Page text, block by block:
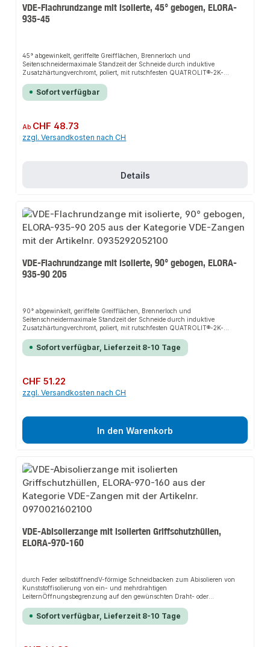
VDE-Flachrundzange mit isolierte, 45° gebogen, ELORA-
935-45
45° abgewinkelt, geriffelte Greifflächen, Brennerloch und
Seitenschneidermaximale Standzeit der Schneide durch induktive
Zusatzhärtungverchromt, poliert, mit rutschfesten QUATROLIT®-2K-
1.000V, nach EN 60900/IEC 60900ELORA-Vergütungsstahl C45 / 1.0503
Sofort verfügbar
Regulärer Preis:
Ab CHF 48.73
zzgl. Versandkosten nach CH
Details
VDE-Flachrundzange mit isolierte, 90° gebogen, ELORA-
935-90 205
90° abgewinkelt, geriffelte Greifflächen, Brennerloch und
Seitenschneidermaximale Standzeit der Schneide durch induktive
Zusatzhärtungverchromt, poliert, mit rutschfesten QUATROLIT®-2K-
1.000V, nach EN 60900/IEC 60900ELORA-Vergütungsstahl C45 / 1.0503
Sofort verfügbar, Lieferzeit 8-10 Tage
Regulärer Preis:
CHF 51.22
zzgl. Versandkosten nach CH
In den Warenkorb
VDE-Abisolierzange mit isolierten Griffschutzhüllen,
ELORA-970-160
durch Feder selbstöffnendV-förmige Schneidbacken zum Abisolieren von
Kunststoffisolierung von ein- und mehrdrahtigen
LeiternÖffnungsbegrenzung auf den gewünschten Draht- oder
Ø 0,8 - 6,0 mmverchromt, poliert, mit rutschfesten QUATROLIT®-2K-
GriffschutzhüllenSchenkel VDE isoliert bis 1.000V, nach EN 60900/IEC
Sofort verfügbar, Lieferzeit 8-10 Tage